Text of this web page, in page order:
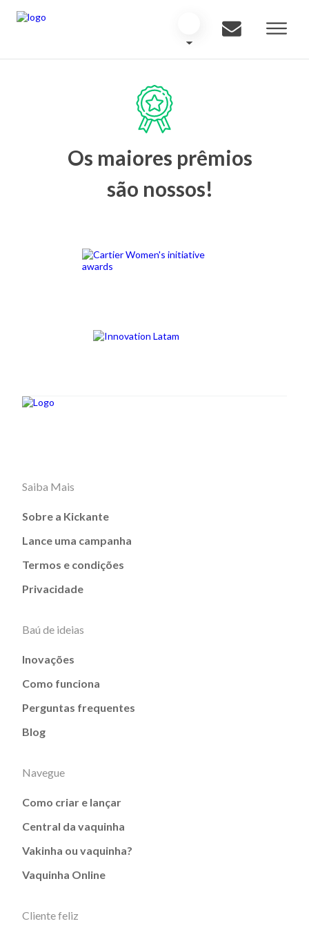
Os maiores prêmios
são nossos!
Saiba Mais
Sobre a Kickante
Lance uma campanha
Termos e condições
Privacidade
Baú de ideias
Inovações
Como funciona
Perguntas frequentes
Blog
Navegue
Como criar e lançar
Central da vaquinha
Vakinha ou vaquinha?
Vaquinha Online
Cliente feliz